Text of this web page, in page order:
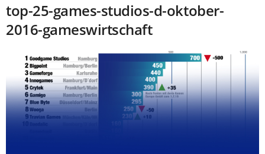
top-25-games-studios-d-oktober-
2016-gameswirtschaft